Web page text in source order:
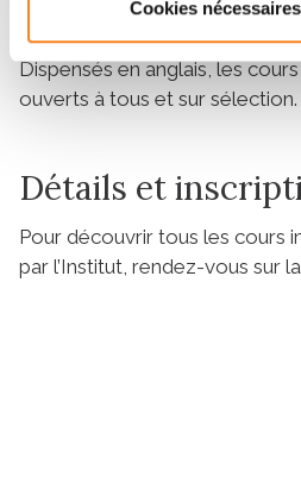
Cookies
ingénieurs.
Dispensés en anglais, les
ouverts à tous et sur sélection.
Détails et
Pour découvrir tous les cours
par l’Institut, rendez-vous sur